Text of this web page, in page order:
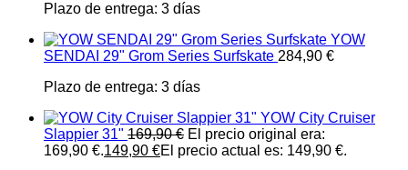
Plazo de entrega: 3 días
YOW
SENDAI 29" Grom Series Surfskate 284,90 €
Plazo de entrega: 3 días
YOW City Cruiser
Slappier 31" 169,90€ El precio original era:
169,90 €.149,90 €El precio actual es: 149,90 €.